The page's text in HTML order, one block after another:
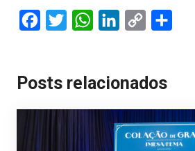
FacebookTwitterWhatsAppLinkedIn
Copy
Posts relacionados